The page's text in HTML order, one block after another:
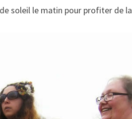
soleil le matin pour profiter de la